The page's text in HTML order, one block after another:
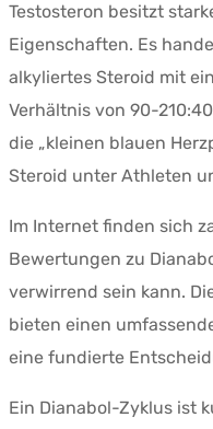
Testosteron besitzt
Eigenschaften. Es
alkyliertes Steroid mit
Verhältnis von 90-
die „kleinen blauen
Steroid unter Athleten
Im Internet finden sich
Bewertungen zu
verwirrend sein kann.
bieten einen
eine fundierte
Ein Dianabol-Zyklus ist